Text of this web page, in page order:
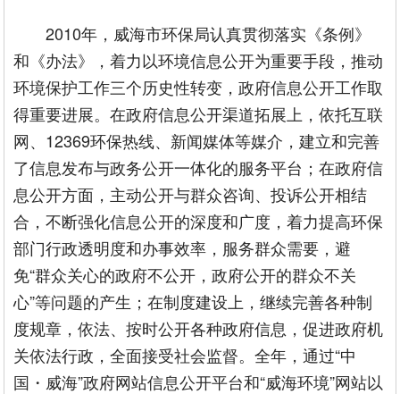
2010年，威海市环保局认真贯彻落实《条例》
和《办法》，着力以环境信息公开为重要手段，推动
环境保护工作三个历史性转变，政府信息公开工作取
得重要进展。在政府信息公开渠道拓展上，依托互联
网、12369环保热线、新闻媒体等媒介，建立和完善
了信息发布与政务公开一体化的服务平台；在政府信
息公开方面，主动公开与群众咨询、投诉公开相结
合，不断强化信息公开的深度和广度，着力提高环保
部门行政透明度和办事效率，服务群众需要，避
免“群众关心的政府不公开，政府公开的群众不关
心”等问题的产生；在制度建设上，继续完善各种制
度规章，依法、按时公开各种政府信息，促进政府机
关依法行政，全面接受社会监督。全年，通过“中
国・威海”政府网站信息公开平台和“威海环境”网站以